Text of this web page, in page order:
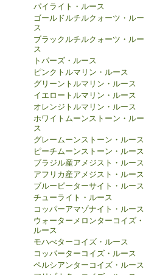
パイライト・ルース
ゴールドルチルクォーツ・ルー
ス
ブラックルチルクォーツ・ルー
ス
トパーズ・ルース
ピンクトルマリン・ルース
グリーントルマリン・ルース
イエロートルマリン・ルース
オレンジトルマリン・ルース
ホワイトムーンストーン・ルー
ス
グレームーンストーン・ルース
ピーチムーンストーン・ルース
ブラジル産アメジスト・ルース
アフリカ産アメジスト・ルース
ブルーピーターサイト・ルース
チューライト・ルース
コッパーアマゾナイト・ルース
ウォーターメロンターコイズ・
ルース
モハべターコイズ・ルース
コッパーターコイズ・ルース
ペルシアンターコイズ・ルース